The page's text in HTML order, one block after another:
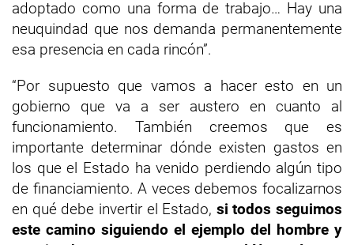
adoptado como una forma de trabajo… Hay una
neuquindad que nos demanda permanentemente
esa presencia en cada rincón”.
“Por supuesto que vamos a hacer esto en un
gobierno que va a ser austero en cuanto al
funcionamiento. También creemos que es
importante determinar dónde existen gastos en
los que el Estado ha venido perdiendo algún tipo
de financiamiento. A veces debemos focalizarnos
en qué debe invertir el Estado, si todos seguimos
este camino siguiendo el ejemplo del hombre y